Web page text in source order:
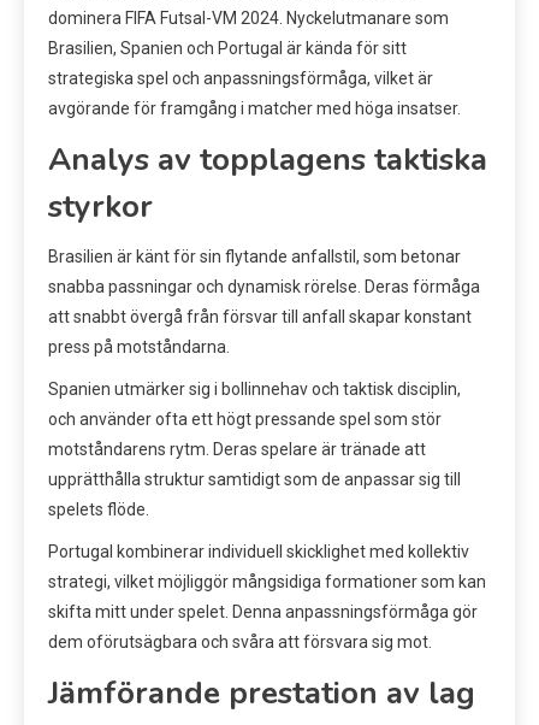
dominera FIFA Futsal-VM 2024. Nyckelutmanare som
Brasilien, Spanien och Portugal är kända för sitt
strategiska spel och anpassningsförmåga, vilket är
avgörande för framgång i matcher med höga insatser.
Analys av topplagens taktiska
styrkor
Brasilien är känt för sin flytande anfallstil, som betonar
snabba passningar och dynamisk rörelse. Deras förmåga
att snabbt övergå från försvar till anfall skapar konstant
press på motståndarna.
Spanien utmärker sig i bollinnehav och taktisk disciplin,
och använder ofta ett högt pressande spel som stör
motståndarens rytm. Deras spelare är tränade att
upprätthålla struktur samtidigt som de anpassar sig till
spelets flöde.
Portugal kombinerar individuell skicklighet med kollektiv
strategi, vilket möjliggör mångsidiga formationer som kan
skifta mitt under spelet. Denna anpassningsförmåga gör
dem oförutsägbara och svåra att försvara sig mot.
Jämförande prestation av lag